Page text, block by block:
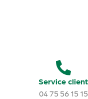
Service client
04 75 56 15 15